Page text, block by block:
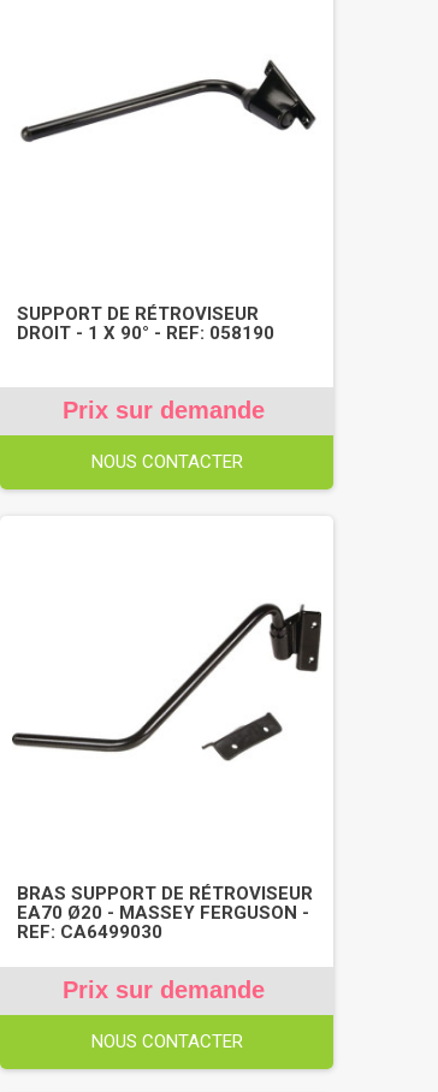
SUPPORT DE RÉTROVISEUR
DROIT - 1 X 90° - REF: 058190
Prix sur demande
NOUS CONTACTER
BRAS SUPPORT DE RÉTROVISEUR
EA70 Ø20 - MASSEY FERGUSON -
REF: CA6499030
Prix sur demande
NOUS CONTACTER